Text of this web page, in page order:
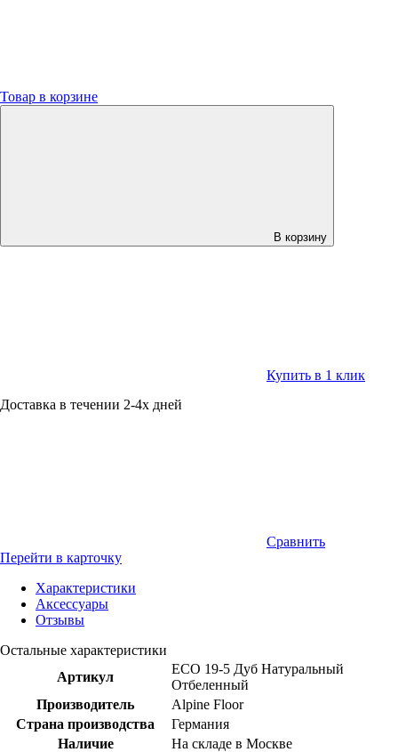
Товар в корзине
В корзину
Купить в 1 клик
Доставка в течении 2-4х дней
Сравнить
Перейти в карточку
Характеристики
Аксессуары
Отзывы
Остальные характеристики
Артикул
ECO 19-5 Дуб Натуральный
Отбеленный
Производитель
Alpine Floor
Страна производства
Германия
Наличие
На складе в Москве